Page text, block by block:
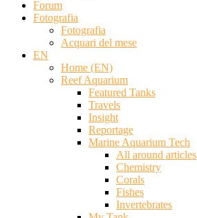
Forum
Fotografia
Fotografia
Acquari del mese
EN
Home (EN)
Reef Aquarium
Featured Tanks
Travels
Insight
Reportage
Marine Aquarium Tech
All around articles
Chemistry
Corals
Fishes
Invertebrates